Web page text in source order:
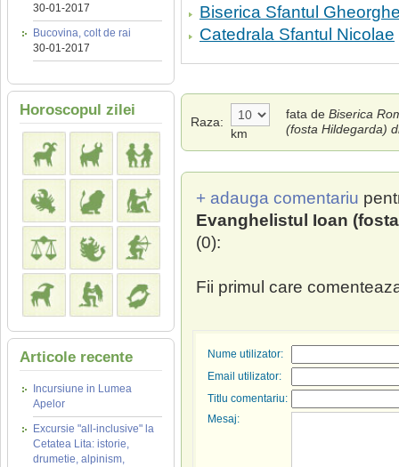
30-01-2017
Bucovina, colt de rai
30-01-2017
Horoscopul zilei
Articole recente
Incursiune in Lumea
Apelor
Excursie "all-inclusive" la
Cetatea Lita: istorie,
drumetie, alpinism,
Biserica Sfantul
Catedrala Sfantul Nicolae
Raza:
km
fata de Biserica
(fosta Hildegarda)
+ adauga comentariu
Evanghelistul Ioan
(0):
Fii primul care
Nume utilizator:
Email utilizator:
Titlu comentariu:
Mesaj: